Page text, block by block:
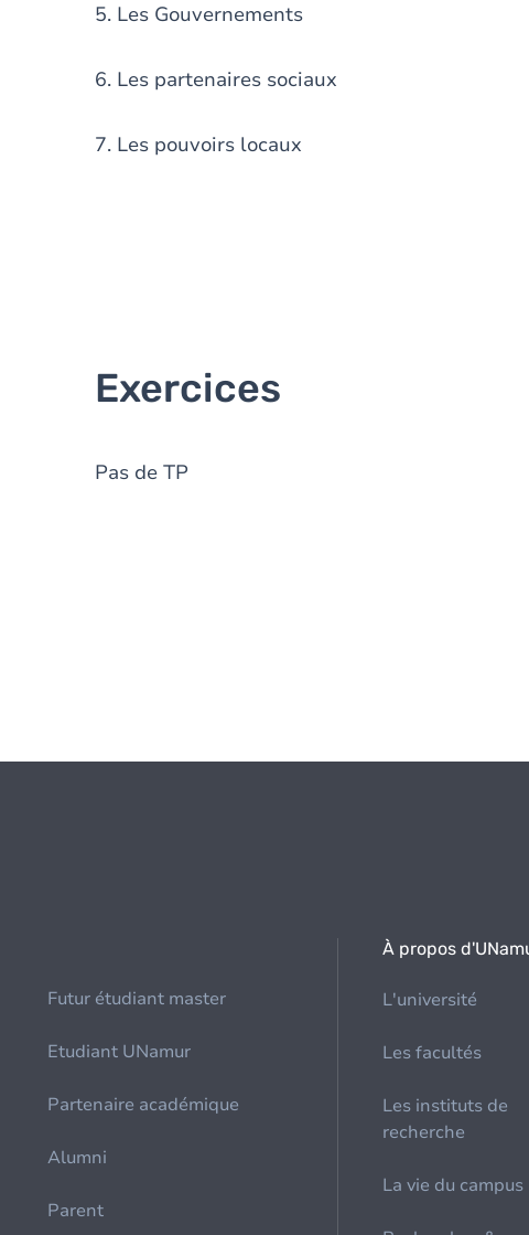
5. Les Gouvernements
6. Les partenaires sociaux
7. Les pouvoirs locaux
Exercices
Pas de TP
Futur étudiant master
Etudiant UNamur
Partenaire académique
Alumni
Parent
À propos
L'université
Les facultés
Les instituts de
recherche
La vie du campus